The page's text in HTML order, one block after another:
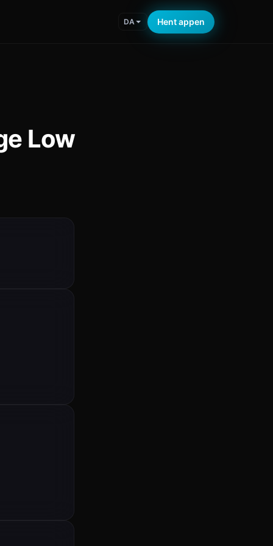
DA Hent appen
Low